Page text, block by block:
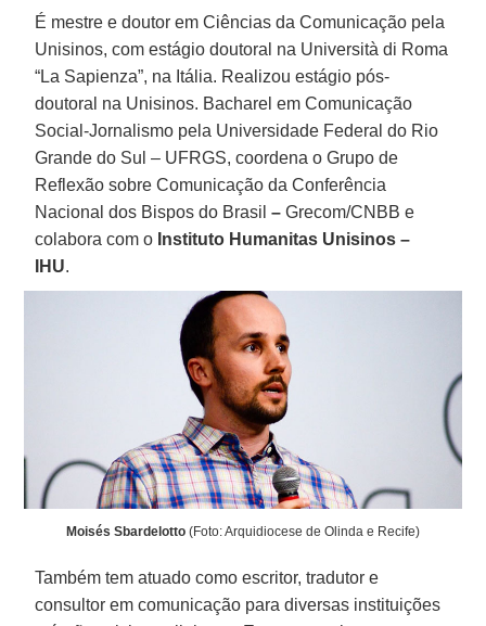
É mestre e doutor em Ciências da Comunicação pela
Unisinos, com estágio doutoral na Università di Roma
“La Sapienza”, na Itália. Realizou estágio pós-
doutoral na Unisinos. Bacharel em Comunicação
Social-Jornalismo pela Universidade Federal do Rio
Grande do Sul – UFRGS, coordena o Grupo de
Reflexão sobre Comunicação da Conferência
Nacional dos Bispos do Brasil –Grecom/CNBB e
colabora com o Instituto Humanitas Unisinos –
IHU.
Moisés Sbardelotto (Foto: Arquidiocese de Olinda e Recife)
Também tem atuado como escritor, tradutor e
consultor em comunicação para diversas instituições